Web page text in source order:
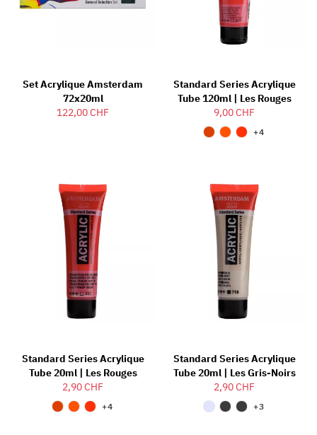
Set Acrylique Amsterdam
72x20ml
122,00 CHF
Standard Series Acrylique
Tube 120ml | Les Rouges
9,00 CHF
+4
Standard Series Acrylique
Tube 20ml | Les Rouges
2,90 CHF
+4
Standard Series Acrylique
Tube 20ml | Les Gris-Noirs
2,90 CHF
+3